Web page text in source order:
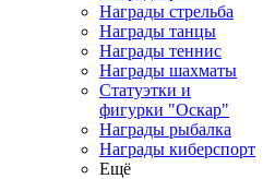
Награды стрельба
Награды танцы
Награды теннис
Награды шахматы
Статуэтки и
фигурки "Оскар"
Награды рыбалка
Награды киберспорт
Ещё